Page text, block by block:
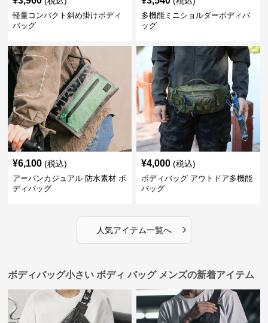
軽量コンパクト斜め掛けボディ
バッグ
多機能ミニショルダーボディバ
ッグ
¥6,100 (税込)
アーバンカジュアル 防水素材 ボ
ディバッグ
¥4,000 (税込)
ボディバッグ アウトドア多機能
バッグ
人気アイテム一覧へ ›
ボディバッグ小さい ボディ バッグ メンズの新着アイテム